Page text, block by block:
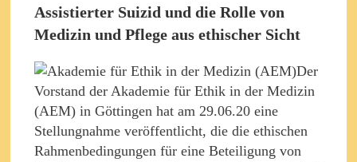
Assistierter Suizid und die Rolle von
Medizin und Pflege aus ethischer Sicht
Der
Vorstand der Akademie für Ethik in der Medizin
(AEM) in Göttingen hat am 29.06.20 eine
Stellungnahme veröffentlicht, die die ethischen
Rahmenbedingungen für eine Beteiligung von